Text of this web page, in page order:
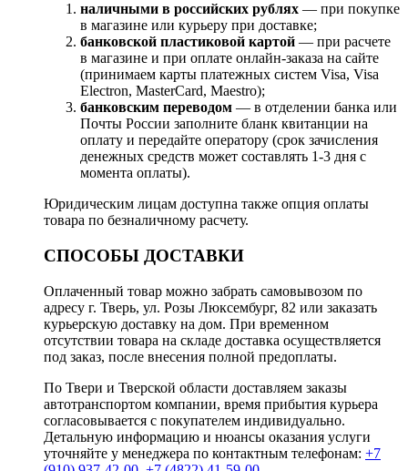
наличными в российских рублях — при покупке
в магазине или курьеру при доставке;
банковской пластиковой картой — при расчете
в магазине и при оплате онлайн-заказа на сайте
(принимаем карты платежных систем Visa, Visa
Electron, MasterCard, Maestro);
банковским переводом — в отделении банка или
Почты России заполните бланк квитанции на
оплату и передайте оператору (срок зачисления
денежных средств может составлять 1-3 дня с
момента оплаты).
Юридическим лицам доступна также опция оплаты
товара по безналичному расчету.
СПОСОБЫ ДОСТАВКИ
Оплаченный товар можно забрать самовывозом по
адресу г. Тверь, ул. Розы Люксембург, 82 или заказать
курьерскую доставку на дом. При временном
отсутствии товара на складе доставка осуществляется
под заказ, после внесения полной предоплаты.
По Твери и Тверской области доставляем заказы
автотранспортом компании, время прибытия курьера
согласовывается с покупателем индивидуально.
Детальную информацию и нюансы оказания услуги
уточняйте у менеджера по контактным телефонам: +7